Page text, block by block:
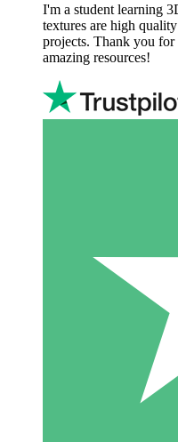
I'm a student learning
textures are high
projects. Thank you for
amazing resources!